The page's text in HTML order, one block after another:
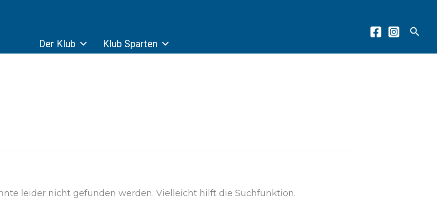
Der Klub Klub Sparten
leider nicht gefunden werden. Vielleicht hilft die Suchfunktion.